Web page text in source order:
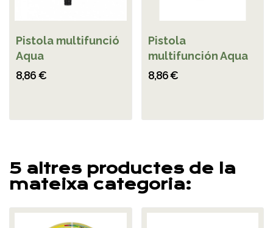
Pistola multifunció
Aqua
8,86 €
Pistola
multifunción Aqua
8,86 €
5 altres productes de la
mateixa categoria: